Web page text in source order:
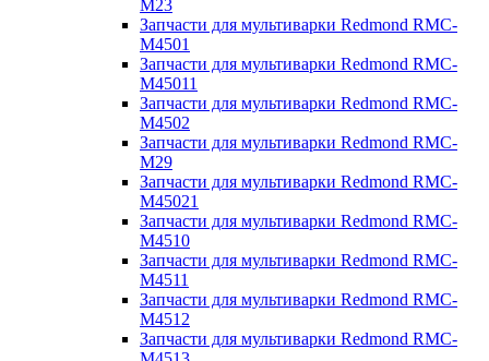
M23
Запчасти для мультиварки Redmond RMC-
M4501
Запчасти для мультиварки Redmond RMC-
M45011
Запчасти для мультиварки Redmond RMC-
M4502
Запчасти для мультиварки Redmond RMC-
M29
Запчасти для мультиварки Redmond RMC-
M45021
Запчасти для мультиварки Redmond RMC-
M4510
Запчасти для мультиварки Redmond RMC-
M4511
Запчасти для мультиварки Redmond RMC-
M4512
Запчасти для мультиварки Redmond RMC-